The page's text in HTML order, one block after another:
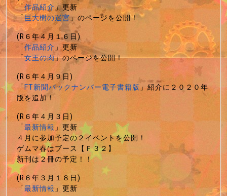
「作品紹介」更新
「巨大樹の迷宮」のページを公開！
(R６年４月１６日)
「作品紹介」更新
「女王の肉」のページを公開！
(R６年４月９日)
「FT新聞バックナンバー電子書籍版」紹介に２０２０年
版を追加！
(R６年４月３日)
「最新情報」更新
４月に参加予定の２イベントを公開！
ゲムマ春はブース【Ｆ３２】
新刊は２冊の予定！！
(R６年３月１８日)
「最新情報」更新